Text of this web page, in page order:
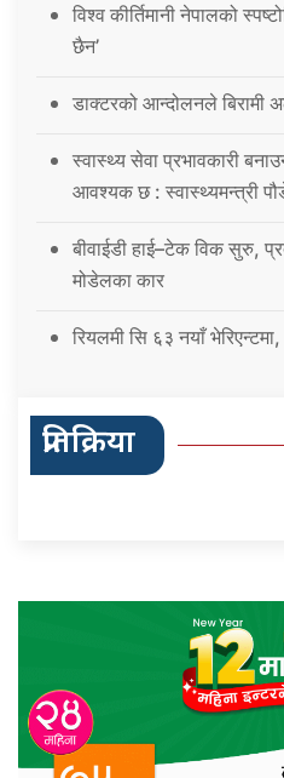
विश्व कीर्तिमानी नेपालको
छैन’
डाक्टरको आन्दोलनले बिरामी
स्वास्थ्य सेवा प्रभावकारी
आवश्यक छ : स्वास्थ्यमन्त्री
बीवाईडी हाई–टेक विक सुरु,
मोडेलका कार
रियलमी सि ६३ नयाँ
प्रतिक्रिया